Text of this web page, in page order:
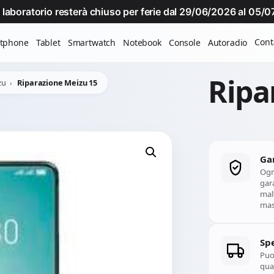
laboratorio resterà chiuso per ferie dal 29/06/2026 al 05/
Tablet Smartwatch Notebook Console Autoradio
Riparazione Meizu 15